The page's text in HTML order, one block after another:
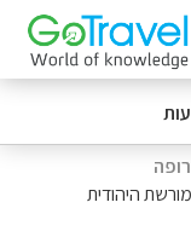
היהודית